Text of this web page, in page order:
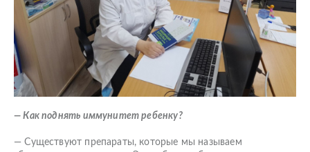
— Как поднять иммунитет ребенку?
— Существуют препараты, которые мы называем